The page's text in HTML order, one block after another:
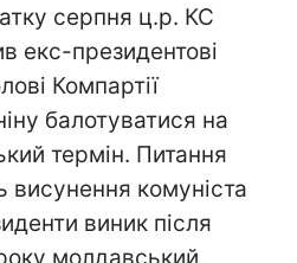
серпня ц.р. КС
екс-президентові
Компартії
балотуватися на
термін. Питання
висунення комуніста
виник після
молдавський